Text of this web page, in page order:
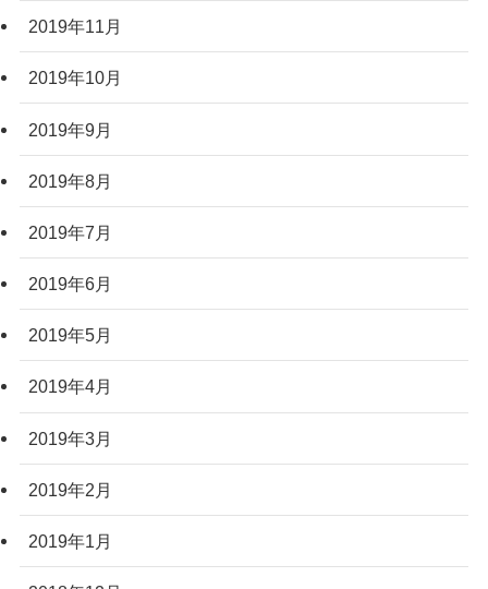
2019年11月
2019年10月
2019年9月
2019年8月
2019年7月
2019年6月
2019年5月
2019年4月
2019年3月
2019年2月
2019年1月